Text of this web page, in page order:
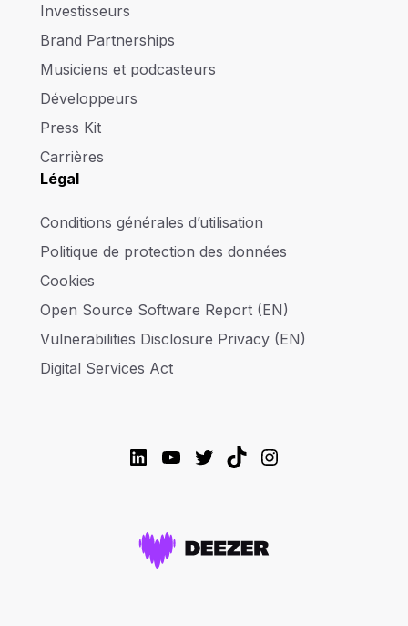
Investisseurs
Brand Partnerships
Musiciens et podcasteurs
Développeurs
Press Kit
Carrières
Légal
Conditions générales d’utilisation
Politique de protection des données
Cookies
Open Source Software Report (EN)
Vulnerabilities Disclosure Privacy (EN)
Digital Services Act
LinkedIn
YouTube
Twitter
TikTokInstagram